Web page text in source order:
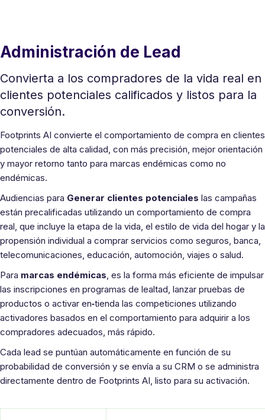
Administración de Lead
Convierta a los compradores de la vida real en
clientes potenciales calificados y listos para la
conversión.
Footprints AI convierte el comportamiento de compra en clientes
potenciales de alta calidad, con más precisión, mejor orientación
y mayor retorno tanto para marcas endémicas como no
endémicas.
Audiencias para Generar clientes potenciales las campañas
están precalificadas utilizando un comportamiento de compra
real, que incluye la etapa de la vida, el estilo de vida del hogar y la
propensión individual a comprar servicios como seguros, banca,
telecomunicaciones, educación, automoción, viajes o salud.
Para marcas endémicas, es la forma más eficiente de impulsar
las inscripciones en programas de lealtad, lanzar pruebas de
productos o activar en‑tienda las competiciones utilizando
activadores basados en el comportamiento para adquirir a los
compradores adecuados, más rápido.
Cada lead se puntúan automáticamente en función de su
probabilidad de conversión y se envía a su CRM o se administra
directamente dentro de Footprints AI, listo para su activación.